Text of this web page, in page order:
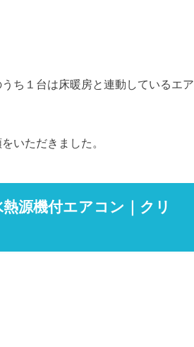
ち１台は床暖房と連動しているエア
いただきました。
源機付エアコン｜クリ